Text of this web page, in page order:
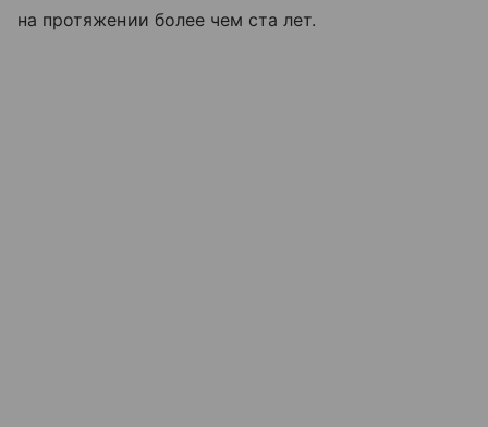
на протяжении более чем ста лет.